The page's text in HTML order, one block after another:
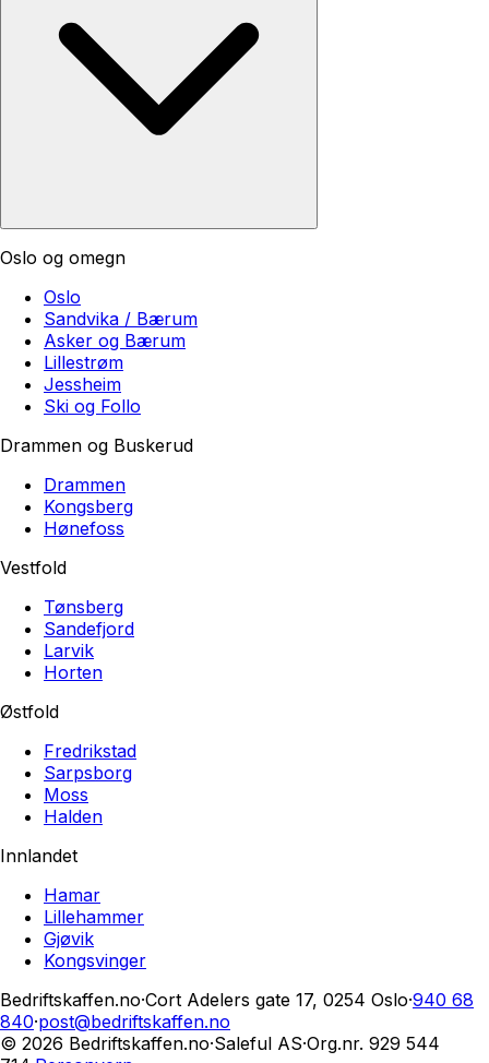
Oslo og omegn
Oslo
Sandvika / Bærum
Asker og Bærum
Lillestrøm
Jessheim
Ski og Follo
Drammen og Buskerud
Drammen
Kongsberg
Hønefoss
Vestfold
Tønsberg
Sandefjord
Larvik
Horten
Østfold
Fredrikstad
Sarpsborg
Moss
Halden
Innlandet
Hamar
Lillehammer
Gjøvik
Kongsvinger
Bedriftskaffen.no·Cort Adelers gate 17, 0254 Oslo·940 68
840·post@bedriftskaffen.no
© 2026 Bedriftskaffen.no·Saleful AS·Org.nr. 929 544